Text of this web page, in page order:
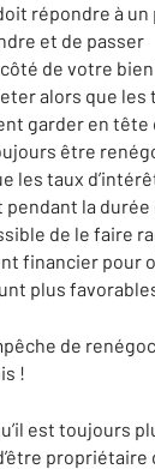
répondre à un
et de passer
de votre
alors que les
garder en tête
être
les taux
la durée
de le faire
financier pour
plus
de
!
est toujours
propriétaire